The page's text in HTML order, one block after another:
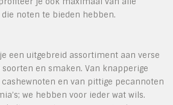
noten te bieden hebben.
een uitgebreid assortiment aan verse
en smaken. Van knapperige
en van pittige pecannoten
we hebben voor ieder wat wils.